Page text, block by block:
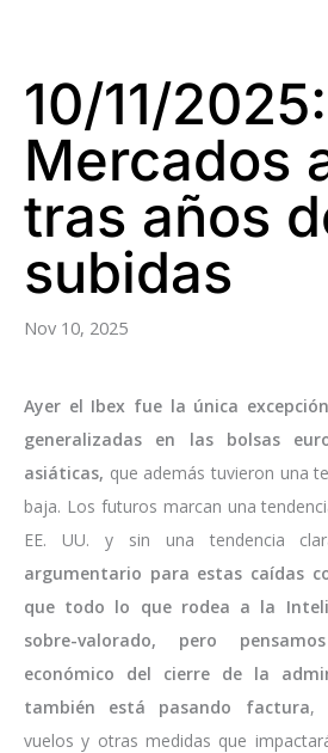
10/11/2025:
Mercados
tras años
subidas
Nov 10, 2025
Ayer el Ibex fue la única
generalizadas en las bolsas
asiáticas, que además tuvieron una
baja. Los futuros marcan una
EE. UU. y sin una tendencia
argumentario para estas caídas
que todo lo que rodea a la
sobre-valorado, pero
económico del cierre de la
también está pasando factura,
vuelos y otras medidas que